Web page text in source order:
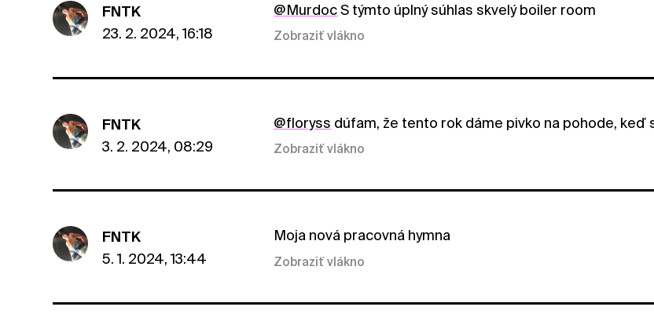
FNTK
23. 2. 2024, 16:18
@MurdocS týmto úplný súhlas skvelý boiler room
Zobraziť vlákno
FNTK
3. 2. 2024, 08:29
@floryss dúfam, že tento rok dáme pivko na pohode, keď
Zobraziť vlákno
FNTK
5. 1. 2024, 13:44
Moja nová pracovná hymna
Zobraziť vlákno